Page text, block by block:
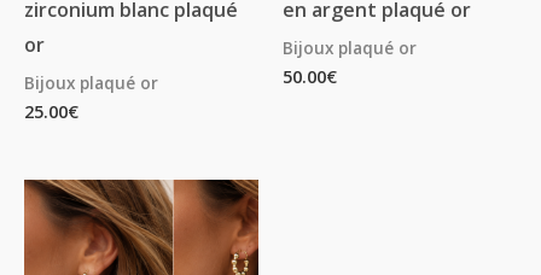
zirconium blanc plaqué
or
Bijoux plaqué or
25.00€
en argent plaqué or
Bijoux plaqué or
50.00€